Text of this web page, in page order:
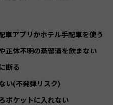
車アプリかホテル手配車を使う
正体不明の蒸留酒を飲まない
断る
い(不発弾リスク)
ポケットに入れない